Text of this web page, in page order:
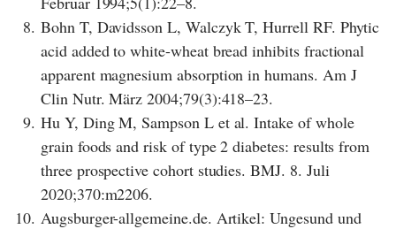
8. Bohn T, Davidsson L, Walczyk T, Hurrell RF. Phytic
acid added to white-wheat bread inhibits fractional
apparent magnesium absorption in humans. Am J
Clin Nutr. März 2004;79(3):418–23.
9. Hu Y, Ding M, Sampson L et al. Intake of whole
grain foods and risk of type 2 diabetes: results from
three prospective cohort studies. BMJ. 8. Juli
2020;370:m2206.
10. Augsburger-allgemeine.de. Artikel: Ungesund und